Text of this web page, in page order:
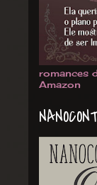
romances
Amazon